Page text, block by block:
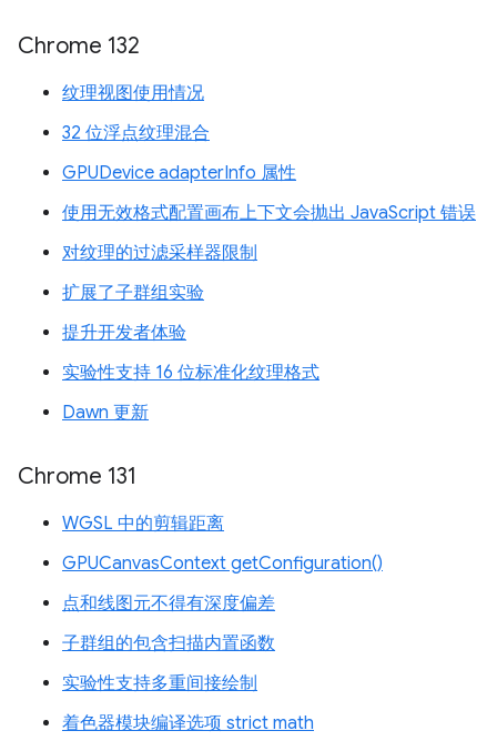
Chrome 132
纹理视图使用情况
32 位浮点纹理混合
GPUDevice adapterInfo 属性
使用无效格式配置画布上下文会抛出 JavaScript 错误
对纹理的过滤采样器限制
扩展了子群组实验
提升开发者体验
实验性支持 16 位标准化纹理格式
Dawn 更新
Chrome 131
WGSL 中的剪辑距离
GPUCanvasContext getConfiguration()
点和线图元不得有深度偏差
子群组的包含扫描内置函数
实验性支持多重间接绘制
着色器模块编译选项 strict math